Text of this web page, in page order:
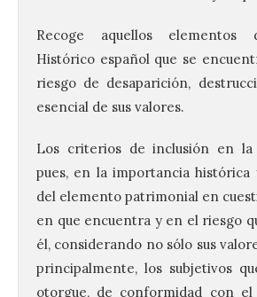
Recoge aquellos elementos
Histórico español que se
riesgo de desaparición,
esencial de sus valores.
Los criterios de inclusión en la
pues, en la importancia histórica
del elemento patrimonial en
en que encuentra y en el riesgo
él, considerando no sólo sus
principalmente, los subjetivos
otorgue, de conformidad con el
Vuelve la tradicional
de Dulces del Convento a
Gradefes